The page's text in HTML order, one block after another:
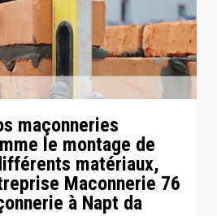
maçonneries
le montage de
matériaux,
Maconnerie 76
à Napt da